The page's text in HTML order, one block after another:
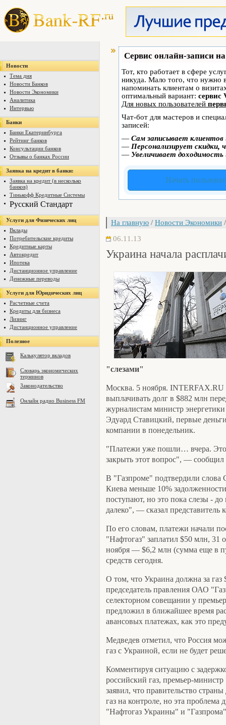
Новости
Тема дня
Новости Банков
Новости Экономики
Аналитика
Интервью
Банки
Банки Екатеринбурга
Рейтинг банков
Консультации банков
Отзывы о банках России
Заявка на кредит в банки:
Заявка на кредит (в несколько
банков)
Тинькофф Кредитные Системы
Русский Стандарт
Услуги для Физических лиц
Вклады
Потребительские кредиты
Кредитные карты
Автокредит
Ипотека
Дистанционное управление
Денежные переводы
Услуги для Юридических лиц
Расчетные счета
Кредиты для бизнеса
Лизинг
Дистанционное управление
Полезное
Калькулятор вкладов
Словарь экономических
терминов
Законодательство
Онлайн радио Business FM
Сервис онлайн-записи
Тот, кто работает в сфере
никуда. Мало того, что нужно
напоминать клиентам о
оптимальный вариант: сервис
Для новых пользователей
Чат-бот для мастеров и
записей:
— Сам записывает
— Персонализирует скидки,
— Увеличивает
Начать
На главную / Новости Экономики /
06.11.13
Украина начала
"слезами"
Москва. 5 ноября.
выплачивать долг в $882 млн
журналистам министр
Эдуард Ставицкий, первые
компании в понедельник.
"Платежи уже пошли… вчера. Это
закрыть этот вопрос", —
В "Газпроме" подтвердили слова
Киева меньше 10%
поступают, но это пока слезы -
далеко", — сказал
По его словам, платежи начали
"Нафтогаз" заплатил $50 млн, 31
ноября — $6,2 млн (сумма еще в
средств сегодня.
О том, что Украина должна за газ
председатель правления ОАО
селекторном совещании у
предложил в ближайшее время
авансовых платежах, как это
Медведев отметил, что Россия
газ с Украиной, если не будет
Комментируя ситуацию с
российский газ, премьер-
заявил, что правительство
газ на контроле, но эта
"Нафтогаз Украины" и